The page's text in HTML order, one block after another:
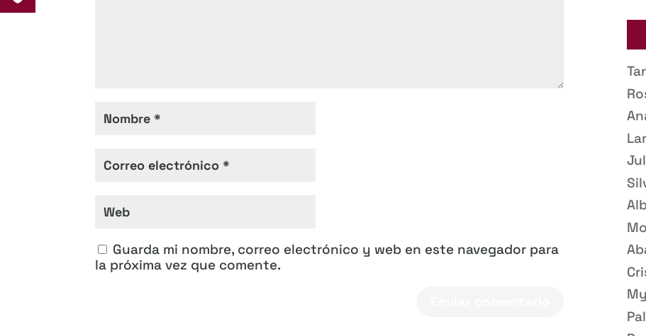
Guarda mi nombre, correo electrónico y web en este navegador para
la próxima vez que comente.